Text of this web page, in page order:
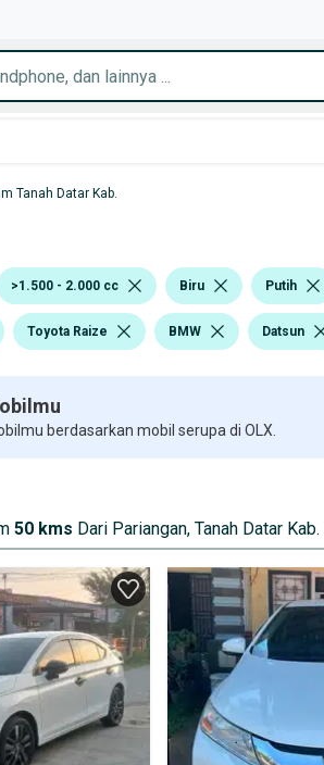
Tanah Datar Kab.
>1.500 - 2.000 cc Biru Putih
Toyota Raize BMW Datsun
berdasarkan mobil serupa di OLX.
50 kms Dari Pariangan, Tanah Datar Kab.